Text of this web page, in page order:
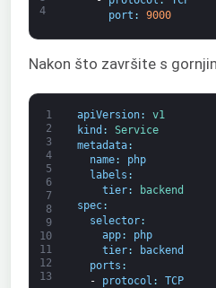
4
port : 9000
Nakon što završite s
1
2
3
4
5
6
7
8
9
10
11
12
13
apiVersion:
v1
kind :
Service
metadata:
name:
php
labels :
tier:
backend
spec:
selector:
app:
php
tier:
backend
ports :
-
protocol :
TCP